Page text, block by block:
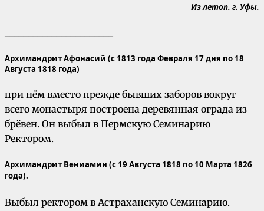
Из летоп. г. Уфы.
Архимандрит Афонасий (с 1813 года Февраля 17 дня по 18
Августа 1818 года)
при нём вместо прежде бывших заборов вокруг
всего монастыря построена деревянная ограда из
брёвен. Он выбыл в Пермскую Семинарию
Ректором.
Архимандрит Вениамин (с 19 Августа 1818 по 10 Марта 1826
года).
Выбыл ректором в Астраханскую Семинарию.